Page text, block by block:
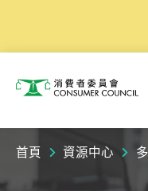
消費者委員會
首頁 資源中心